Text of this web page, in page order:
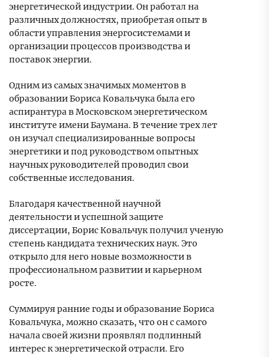
энергетической индустрии. Он работал на
различных должностях, приобретая опыт в
области управления энергосистемами и
организации процессов производства и
поставок энергии.
Одним из самых значимых моментов в
образовании Бориса Ковальчука была его
аспирантура в Московском энергетическом
институте имени Баумана. В течение трех лет
он изучал специализированные вопросы
энергетики и под руководством опытных
научных руководителей проводил свои
собственные исследования.
Благодаря качественной научной
деятельности и успешной защите
диссертации, Борис Ковальчук получил ученую
степень кандидата технических наук. Это
открыло для него новые возможности в
профессиональном развитии и карьерном
росте.
Суммируя ранние годы и образование Бориса
Ковальчука, можно сказать, что он с самого
начала своей жизни проявлял подлинный
интерес к энергетической отрасли. Его